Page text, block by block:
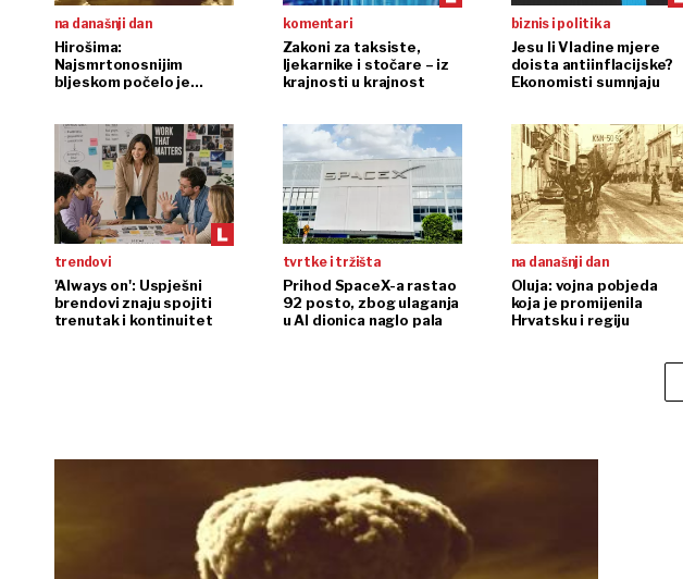
na današnji dan
Hirošima:
Najsmrtonosnijim
bljeskom počelo je
komentari
Zakoni za taksiste,
ljekarnike i stočare – iz
krajnosti u krajnost
biznis i politika
Jesu li Vladine mjere
doista antiinflacijske?
Ekonomisti sumnjaju
trendovi
'Always on': Uspješni
brendovi znaju spojiti
trenutak i kontinuitet
tvrtke i tržišta
Prihod SpaceX-a rastao
92 posto, zbog ulaganja
u AI dionica naglo pala
na današnji dan
Oluja: vojna pobjeda
koja je promijenila
Hrvatsku i regiju